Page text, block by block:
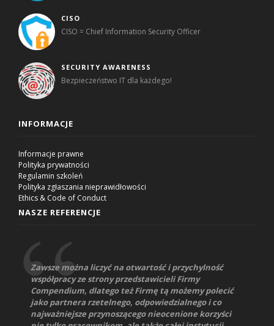
CISO
CISO = Chief Information Security Officer
SECURITY AWARENESS
Bezpieczeństwo IT dla każdego!
INFORMACJE
Informacje prawne
Polityka prywatności
Regulamin szkoleń
Polityka zgłaszania nieprawidłowości
Ethics & Code of Conduct
NASZE REFERENCJE
Zawsze można liczyć na otwartość i przychylność
współpracy ze strony przedstawicieli Firmy
Compendium, dlatego też Firmę tą możemy polecić
jako partnera rzetelnego, odpowiedzialnego i co
najważniejsze przynoszącego nieocenione korzyści